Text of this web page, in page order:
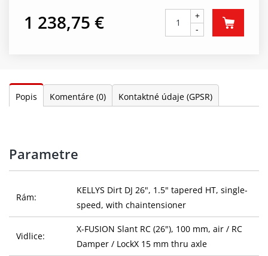
1 238,75 €
+
-
Popis Komentáre (0) Kontaktné údaje (GPSR)
Parametre
Rám:
KELLYS Dirt DJ 26", 1.5" tapered HT, single-
speed, with chaintensioner
Vidlice:
X-FUSION Slant RC (26"), 100 mm, air / RC
Damper / LockX 15 mm thru axle